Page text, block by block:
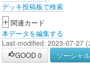
デッキ投稿板で検索
+ 関連カード
本データを編集する
Last-modified: 2023-07-27
GOOD 0 ソーシャ